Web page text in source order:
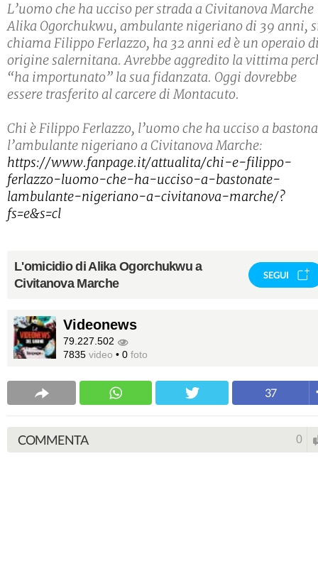
L’uomo che ha ucciso per strada a Civitanova Marche
Alika Ogorchukwu, ambulante nigeriano di 39 anni,
chiama Filippo Ferlazzo, ha 32 anni ed è un operaio
origine salernitana. Avrebbe aggredito la vittima
“ha importunato” la sua fidanzata. Oggi dovrebbe
essere trasferito al carcere di Montacuto.
Chi è Filippo Ferlazzo, l’uomo che ha ucciso a
l’ambulante nigeriano a Civitanova Marche:
https://www.fanpage.it/attualita/chi-e-filippo-
ferlazzo-luomo-che-ha-ucciso-a-bastonate-
lambulante-nigeriano-a-civitanova-marche/?
fs=e&s=cl
L'omicidio di Alika Ogorchukwu a
Civitanova Marche
SEGUI
Videonews
79.227.502
7835 video • 0 foto
37
COMMENTA 0